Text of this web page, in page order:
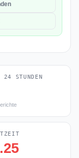
24 STUNDEN